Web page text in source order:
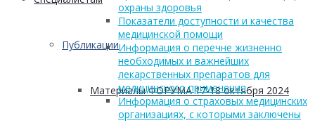
Публикации
Материалы ФОРУМА 17-18 октября 2024
охраны здоровья
Показатели доступности и качества
медицинской помощи
Информация о перечне жизненно
необходимых и важнейших
лекарственных препаратов для
медицинского применения
Информация о страховых медицинских
организациях, с которыми заключены